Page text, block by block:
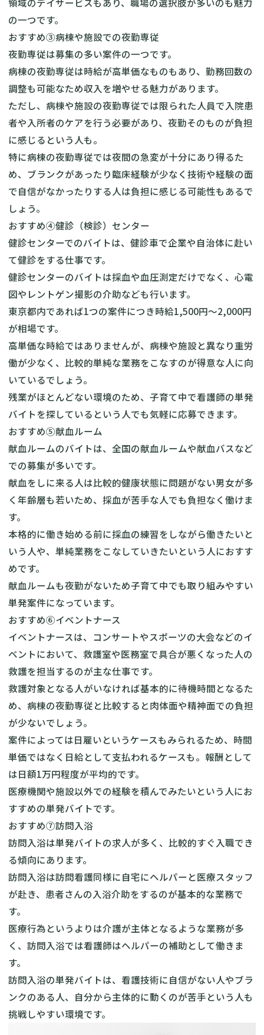
の一つです。
おすすめ③病棟や施設での夜勤専従
夜勤専従は募集の多い案件の一つです。
病棟の夜勤専従は時給が高単価なものもあり、勤務回数の
調整も可能なため収入を増やせる魅力があります。
ただし、病棟や施設の夜勤専従では限られた人員で入院患
者や入所者のケアを行う必要があり、夜勤そのものが負担
に感じるという人も。
特に病棟の夜勤専従では夜間の急変が十分にあり得るた
め、ブランクがあったり臨床経験が少なく技術や経験の面
で自信がなかったりする人は負担に感じる可能性もあるで
しょう。
おすすめ④健診（検診）センター
健診センターでのバイトは、健診車で企業や自治体に赴い
て健診をする仕事です。
健診センターのバイトは採血や血圧測定だけでなく、心電
図やレントゲン撮影の介助なども行います。
東京都内であれば1つの案件につき時給1,500円〜2,000円
が相場です。
高単価な時給ではありませんが、病棟や施設と異なり重労
働が少なく、比較的単純な業務をこなすのが得意な人に向
いているでしょう。
残業がほとんどない環境のため、子育て中で看護師の単発
バイトを探しているという人でも気軽に応募できます。
おすすめ⑤献血ルーム
献血ルームのバイトは、全国の献血ルームや献血バスなど
での募集が多いです。
献血をしに来る人は比較的健康状態に問題がない男女が多
く年齢層も若いため、採血が苦手な人でも負担なく働けま
す。
本格的に働き始める前に採血の練習をしながら働きたいと
いう人や、単純業務をこなしていきたいという人におすす
めです。
献血ルームも夜勤がないため子育て中でも取り組みやすい
単発案件になっています。
おすすめ⑥イベントナース
イベントナースは、コンサートやスポーツの大会などのイ
ベントにおいて、救護室や医務室で具合が悪くなった人の
救護を担当するのが主な仕事です。
救護対象となる人がいなければ基本的に待機時間となるた
め、病棟の夜勤専従と比較すると肉体面や精神面での負担
が少ないでしょう。
案件によっては日雇いというケースもみられるため、時間
単価ではなく日給として支払われるケースも。報酬として
は日額1万円程度が平均的です。
医療機関や施設以外での経験を積んでみたいという人にお
すすめの単発バイトです。
おすすめ⑦訪問入浴
訪問入浴は単発バイトの求人が多く、比較的すぐ入職でき
る傾向にあります。
訪問入浴は訪問看護同様に自宅にヘルパーと医療スタッフ
が赴き、患者さんの入浴介助をするのが基本的な業務で
す。
医療行為というよりは介護が主体となるような業務が多
く、訪問入浴では看護師はヘルパーの補助として働きま
す。
訪問入浴の単発バイトは、看護技術に自信がない人やブラ
ンクのある人、自分から主体的に動くのが苦手という人も
挑戦しやすい環境です。